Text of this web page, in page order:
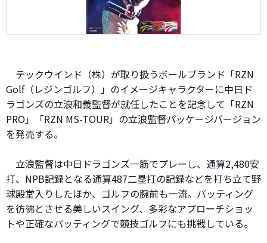
テックウインド（株）が取り扱うボールブランド「RZN
Golf（レジンゴルフ）」のイメージキャラクターに中日ド
ラゴンズの立浪和義監督が就任したことを記念して「RZN
PRO」「RZN MS-TOUR」の立浪監督パッケージバージョン
を発売する。
立浪監督は中日ドラゴンズ一筋でプレーし、通算2,480安
打、NPB記録となる通算487二塁打の記録などを打ち立て野
球殿堂入りしたほか、ゴルフの腕前も一流。バッティング
を彷彿とさせる美しいスイング、多彩なアプローチショッ
トや正確なパッティングで競技ゴルフにも挑戦している。